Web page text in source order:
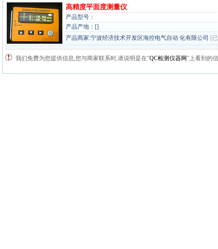
高精度平面度测量仪
产品型号：
产品产地：[]
产品商家:宁波经济技术开发区海控电气自动 化有限公司 [
我们免费为您提供信息,您与商家联系时,请说明是在"QC检测仪器网"上看到的